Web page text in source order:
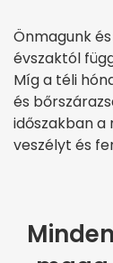
Önmagunk
évszaktól
Míg a téli
és
időszakban
veszélyt és